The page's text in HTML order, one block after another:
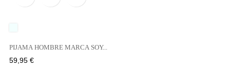
PIJAMA HOMBRE MARCA SOY...
Precio
59,95 €